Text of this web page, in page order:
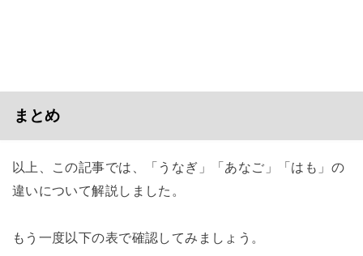
まとめ
以上、この記事では、「うなぎ」「あなご」「はも」の
違いについて解説しました。
もう一度以下の表で確認してみましょう。